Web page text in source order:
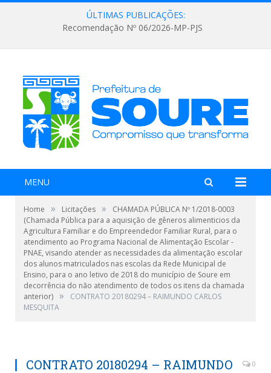
ÚLTIMAS PUBLICAÇÕES:
Recomendação Nº 06/2026-MP-PJS
MENU
Home » Licitações »
CHAMADA PÚBLICA Nº 1/2018-0003
(Chamada Pública para a aquisição de gêneros alimenticios da
Agricultura Familiar e do Empreendedor Familiar Rural, para o
atendimento ao Programa Nacional de Alimentação Escolar -
PNAE, visando atender as necessidades da alimentação escolar
dos alunos matriculados nas escolas da Rede Municipal de
Ensino, para o ano letivo de 2018 do município de Soure em
decorrência do não atendimento de todos os itens da chamada
anterior) »
CONTRATO 20180294 – RAIMUNDO CARLOS
MESQUITA
CONTRATO 20180294 – RAIMUNDO
0